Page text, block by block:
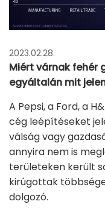
2023.02.28.
Miért várnak fehér
egyáltalán mit
A Pepsi, a Ford, a
cég leépítéseket
válság vagy
annyira nem is
területeken került
kirúgottak
dolgozó.